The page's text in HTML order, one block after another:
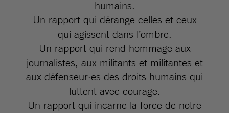
humains.
Un rapport qui dérange celles et ceux
qui agissent dans l’ombre.
Un rapport qui rend hommage aux
journalistes, aux militants et militantes et
aux défenseur·es des droits humains qui
luttent avec courage.
Un rapport qui incarne la force de notre